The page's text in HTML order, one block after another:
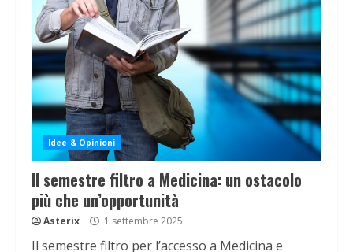
Idee & Opinioni
Il semestre filtro a Medicina: un ostacolo
più che un’opportunità
Asterix 1 settembre 2025
Il semestre filtro per l’accesso a Medicina e